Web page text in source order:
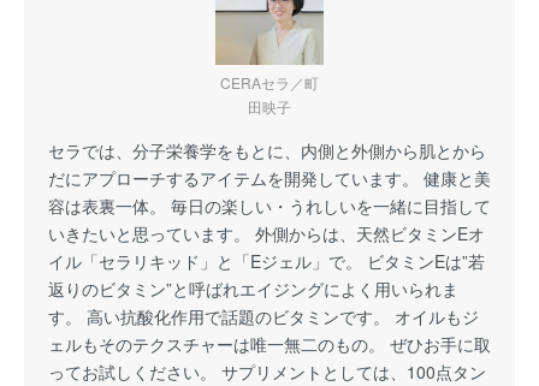
CERAセラ／町
田映子
セラでは、分子栄養学をもとに、内側と外側から肌とから
だにアプローチするアイテムを開発しています。 健康と美
容は表裏一体。 毎日の楽しい・うれしいを一緒に目指して
いきたいと思っています。 外側からは、天然ビタミンEオ
イル「セラリキッド」と「Eジェル」で。 ビタミンEは”若
返りのビタミン”と呼ばれエイジングによく用いられま
す。 高い抗酸化作用で話題のビタミンです。 オイルもジ
ェルもそのテクスチャーは唯一無二のもの。 ぜひお手に取
ってお試しください。 サプリメントとしては、100点タン